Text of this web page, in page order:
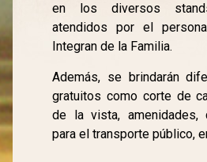
en los diversos
atendidos por el
Integran de la Familia.
Además, se brindarán
gratuitos como corte de
de la vista, amenidades,
para el transporte público,